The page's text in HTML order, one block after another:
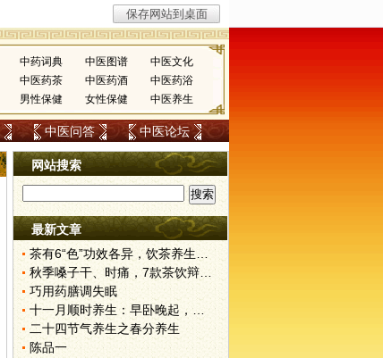
中药词典 中医图谱
中医文化
中医药茶 中医药酒
中医药浴
男性保健 女性保健 中医养生
中医问答 中医论坛
网站搜索
最新文章
茶有6“色”功效各异，饮茶养生寒温有宜忌
秋季嗓子干、时痛，7款茶饮辩证用
巧用药膳调失眠
十一月顺时养生：早卧晚起，保护阳气
二十四节气养生之春分养生
陈品一